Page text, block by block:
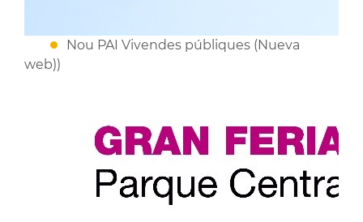
Nou PAI Vivendes públiques (Nueva
web))